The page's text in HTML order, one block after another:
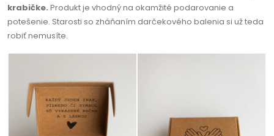
krabičke. Produkt je vhodný na okamžité podarovanie a
potešenie. Starosti so zháňaním darčekového balenia si už teda
robiť nemusíte.